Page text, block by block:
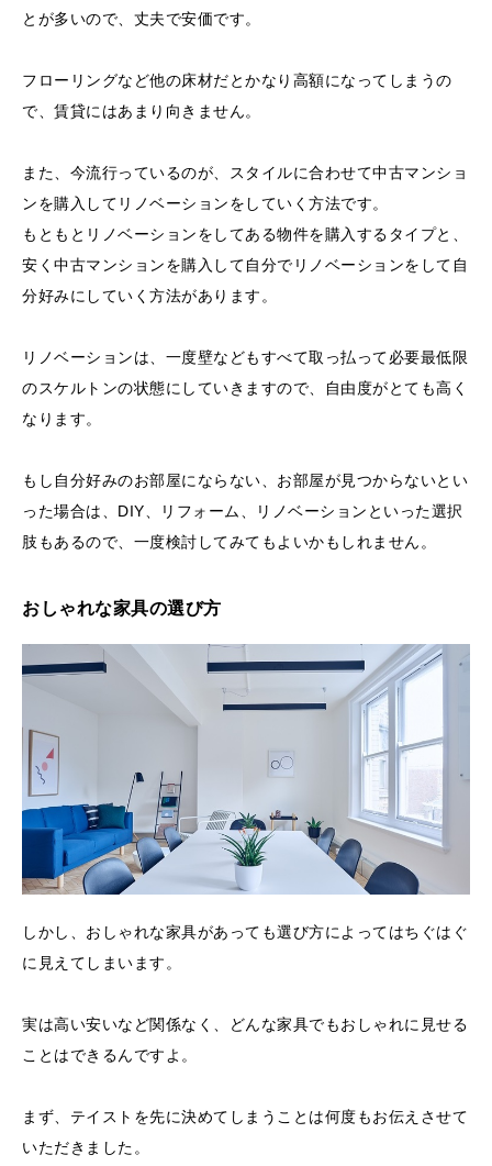
とが多いので、丈夫で安価です。
フローリングなど他の床材だとかなり高額になってしまうの
で、賃貸にはあまり向きません。
また、今流行っているのが、スタイルに合わせて中古マンショ
ンを購入してリノベーションをしていく方法です。
もともとリノベーションをしてある物件を購入するタイプと、
安く中古マンションを購入して自分でリノベーションをして自
分好みにしていく方法があります。
リノベーションは、一度壁などもすべて取っ払って必要最低限
のスケルトンの状態にしていきますので、自由度がとても高く
なります。
もし自分好みのお部屋にならない、お部屋が見つからないとい
った場合は、DIY、リフォーム、リノベーションといった選択
肢もあるので、一度検討してみてもよいかもしれません。
おしゃれな家具の選び方
しかし、おしゃれな家具があっても選び方によってはちぐはぐ
に見えてしまいます。
実は高い安いなど関係なく、どんな家具でもおしゃれに見せる
ことはできるんですよ。
まず、テイストを先に決めてしまうことは何度もお伝えさせて
いただきました。